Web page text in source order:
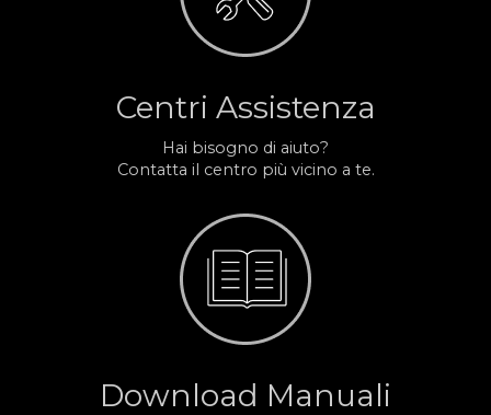
Centri Assistenza
Hai bisogno di aiuto?
Contatta il centro più vicino a te.
Download Manuali